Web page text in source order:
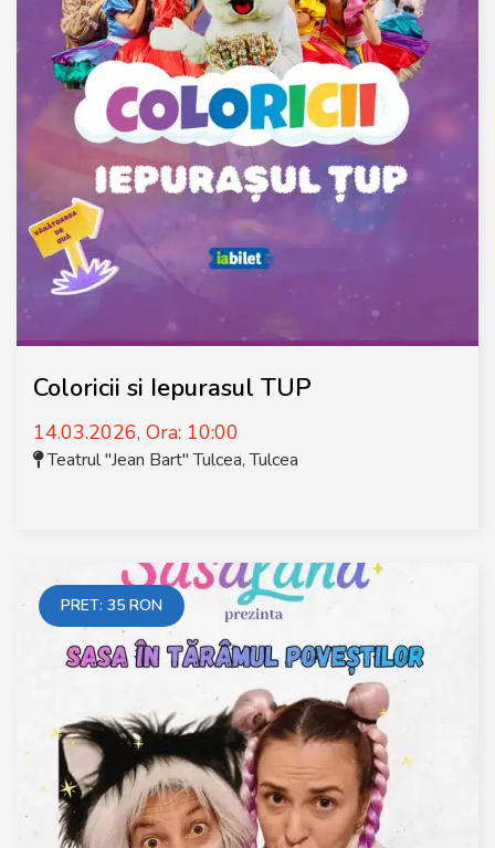
Coloricii si Iepurasul TUP
14.03.2026, Ora: 10:00
Teatrul "Jean Bart" Tulcea,Tulcea
PRET: 35 RON